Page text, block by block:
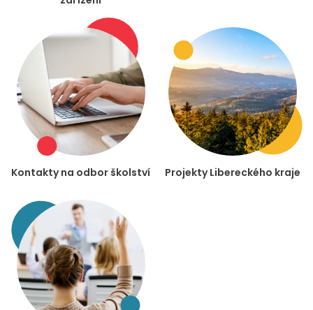
Kontakty na odbor školství Projekty Libereckého kraje